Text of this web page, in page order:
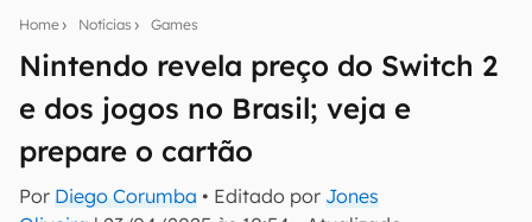
Home Notícias Games
Nintendo revela preço do Switch 2
e dos jogos no Brasil; veja e
prepare o cartão
Por Diego Corumba • Editado por Jones
notícias e reviews sobre tecnologia em primeira
mão.
E-mail
inscreva-se